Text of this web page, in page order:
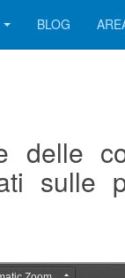
BLOG
delle
sulle